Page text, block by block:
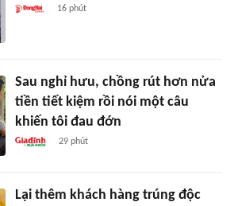
16 phút
Sau nghỉ hưu, chồng rút hơn nửa
tiền tiết kiệm rồi nói một câu
khiến tôi đau đớn
29 phút
Lại thêm khách hàng trúng độc